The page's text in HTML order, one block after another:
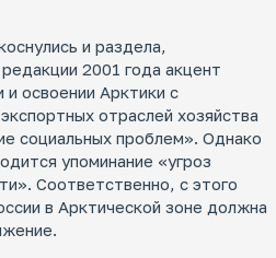
и раздела,
2001 года акцент
и освоении Арктики с
отраслей хозяйства
социальных проблем». Однако
упоминание «угроз
Соответственно, с этого
в Арктической зоне должна